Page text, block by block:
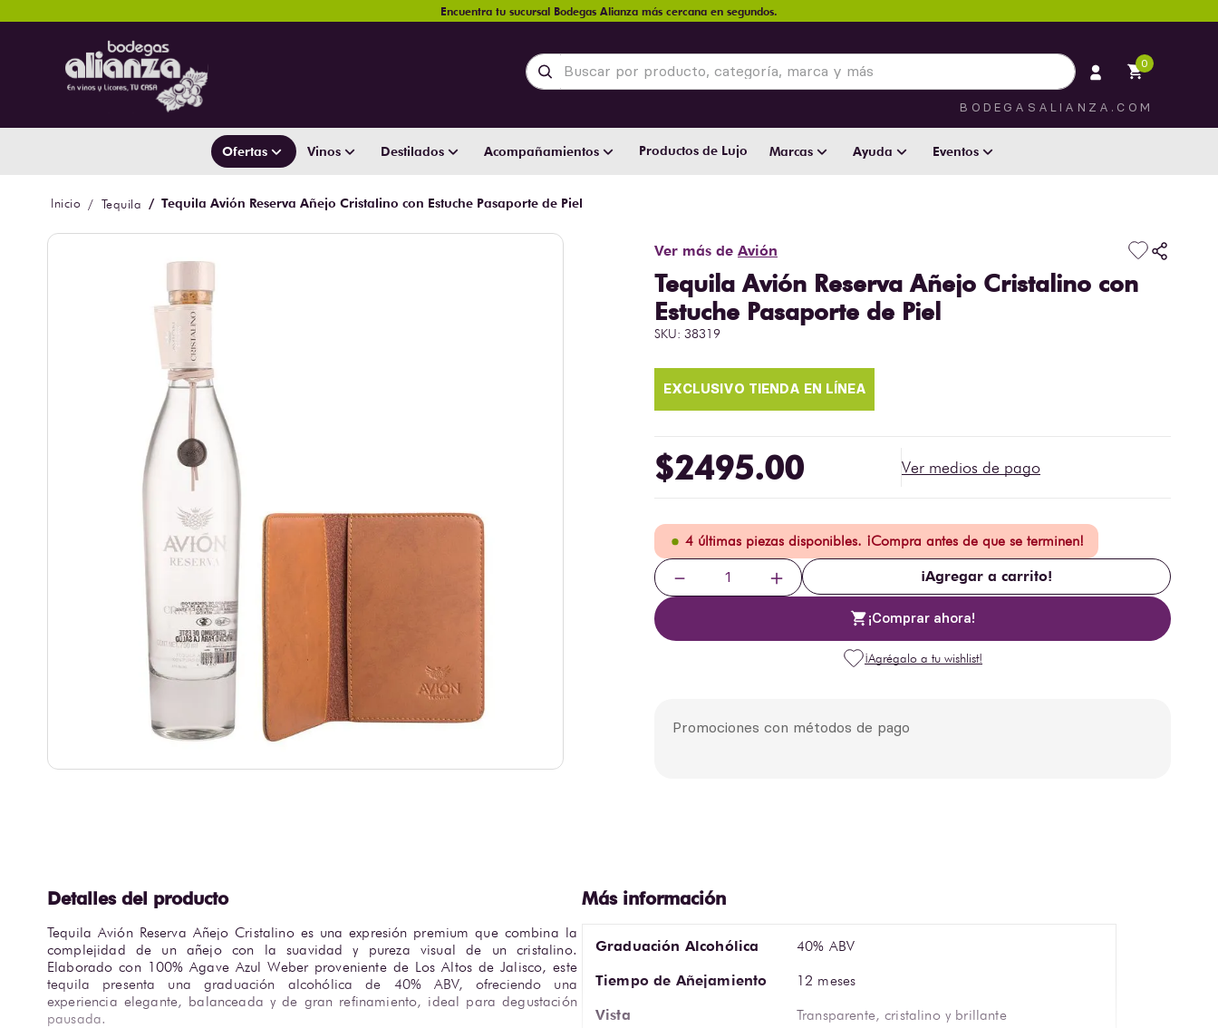
Encuentra tu sucursal Bodegas Alianza más cercana en segundos.
Buscar por producto, categoría, marca y más 0
BODEGASALIANZA.COM
Ofertas Vinos Destilados Acompañamientos Productos de Lujo Marcas Ayuda Eventos
Tequila Tequila Avión Reserva Añejo Cristalino con Estuche Pasaporte de Piel
Ver más de Avión
Tequila Avión Reserva Añejo Cristalino con
Estuche Pasaporte de Piel
SKU: 38319
$2495.00 Ver medios de pago
4 últimas piezas disponibles. ¡Compra antes de que se terminen!
＋
－ ¡Agregar a carrito!
¡Comprar ahora!
Promociones con métodos de pago
Tequila Avión Reserva Añejo Cristalino es una expresión premium que combina la
complejidad de un añejo con la suavidad y pureza visual de un cristalino.
Elaborado con 100% Agave Azul Weber proveniente de Los Altos de Jalisco, este
tequila presenta una graduación alcohólica de 40% ABV, ofreciendo una
experiencia elegante, balanceada y de gran refinamiento, ideal para degustación
pausada.
Graduación Alcohólica 40% ABV
Tiempo de Añejamiento 12 meses
Vista Transparente, cristalino y brillante